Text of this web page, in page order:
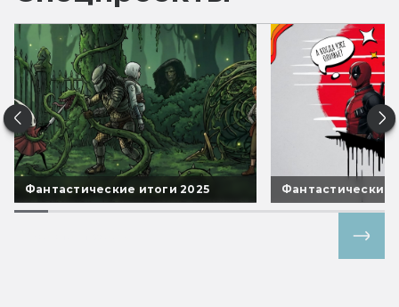
Фантастические итоги 2025 Фантастические